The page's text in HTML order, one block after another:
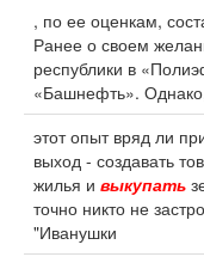
, по ее оценкам,
Ранее о своем
республики в
«Башнефть».
этот опыт вряд ли
выход - создавать
жилья и выкупать
точно никто не
"Иванушки